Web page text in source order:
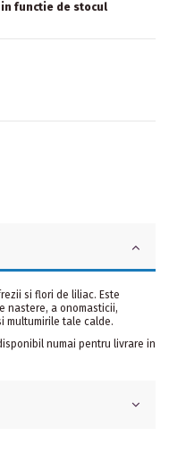
in functie de stocul
si flori de liliac. Este
nastere, a onomasticii,
multumirile tale calde.
numai pentru livrare in